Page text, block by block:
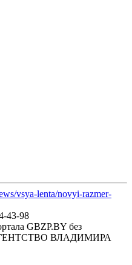
vsya-lenta/novyi-razmer-
43-98
GBZP.BY без
ВЛАДИМИРА